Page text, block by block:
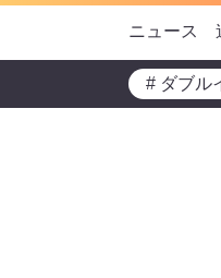
ニュース
# ダブル